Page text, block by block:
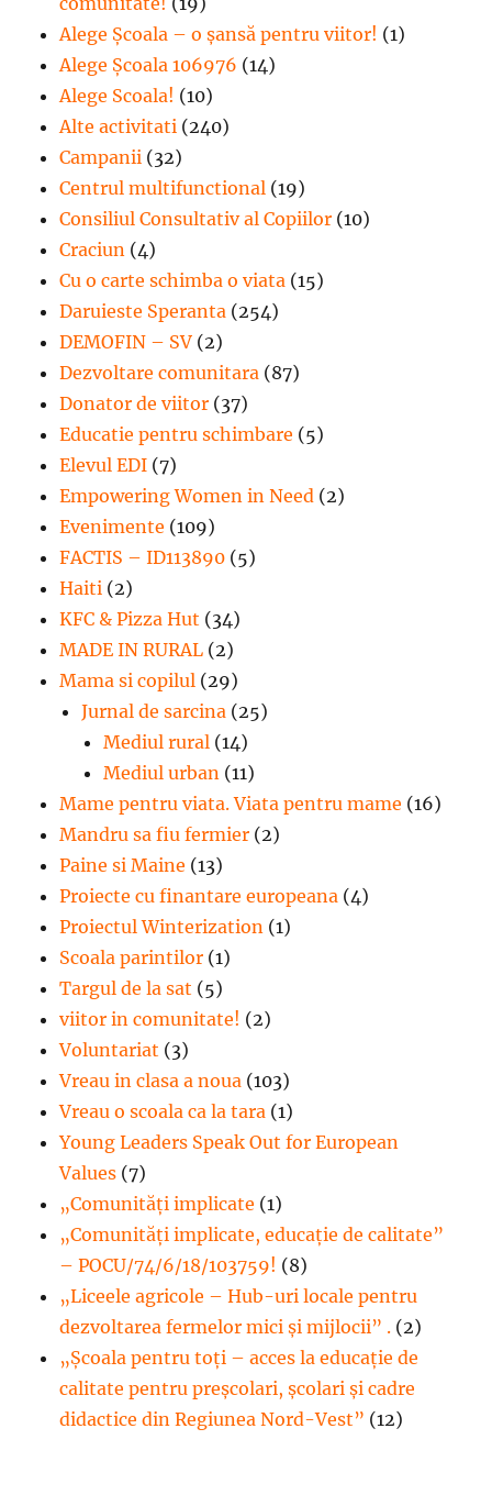
Alege Şcoala – o şansă pentru viitor! (1)
Alege Școala 106976 (14)
Alege Scoala! (10)
Alte activitati (240)
Campanii (32)
Centrul multifunctional (19)
Consiliul Consultativ al Copiilor (10)
Craciun (4)
Cu o carte schimba o viata (15)
Daruieste Speranta (254)
DEMOFIN – SV (2)
Dezvoltare comunitara (87)
Donator de viitor (37)
Educatie pentru schimbare (5)
Elevul EDI (7)
Empowering Women in Need (2)
Evenimente (109)
FACTIS – ID113890 (5)
Haiti (2)
KFC & Pizza Hut (34)
MADE IN RURAL (2)
Mama si copilul (29)
Jurnal de sarcina (25)
Mediul rural (14)
Mediul urban (11)
Mame pentru viata. Viata pentru mame (16)
Mandru sa fiu fermier (2)
Paine si Maine (13)
Proiecte cu finantare europeana (4)
Proiectul Winterization (1)
Scoala parintilor (1)
Targul de la sat (5)
viitor in comunitate! (2)
Voluntariat (3)
Vreau in clasa a noua (103)
Vreau o scoala ca la tara (1)
Young Leaders Speak Out for European
Values (7)
„Comunități implicate (1)
„Comunități implicate, educație de calitate”
– POCU/74/6/18/103759! (8)
„Liceele agricole – Hub-uri locale pentru
dezvoltarea fermelor mici şi mijlocii” . (2)
„Școala pentru toți – acces la educație de
calitate pentru preșcolari, școlari și cadre
didactice din Regiunea Nord-Vest” (12)